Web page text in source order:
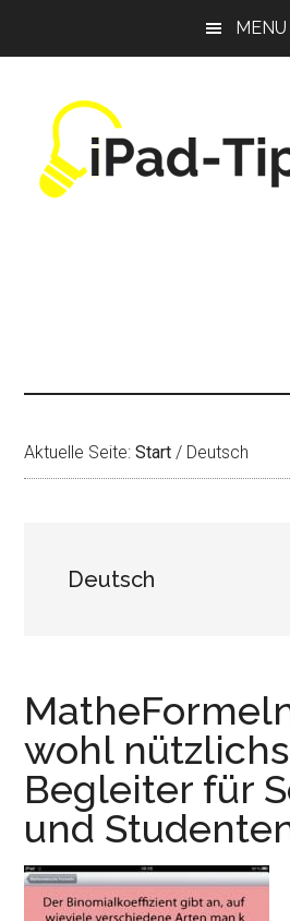
MENU
Aktuelle Seite:Start / Deutsch
Deutsch
wohl
Begleiter für
und